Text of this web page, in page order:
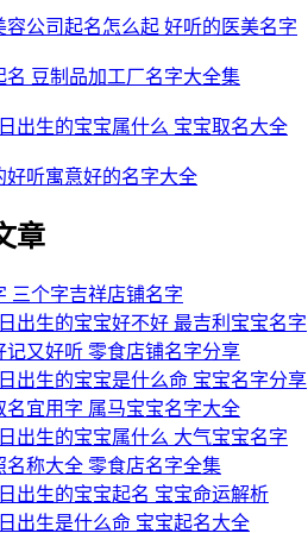
容公司起名怎么起 好听的医美名字
名 豆制品加工厂名字大全集
出生的宝宝属什么 宝宝取名大全
好听寓意好的名字大全
章
三个字吉祥店铺名字
出生的宝宝好不好 最吉利宝宝名字
记又好听 零食店铺名字分享
出生的宝宝是什么命 宝宝名字分享
名宜用字 属马宝宝名字大全
出生的宝宝属什么 大气宝宝名字
名称大全 零食店名字全集
出生的宝宝起名 宝宝命运解析
出生是什么命 宝宝起名大全